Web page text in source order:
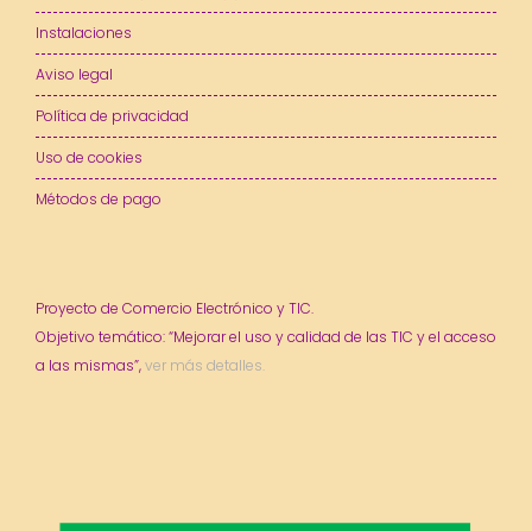
Instalaciones
Aviso legal
Política de privacidad
Uso de cookies
Métodos de pago
Proyecto de Comercio Electrónico y TIC.
Objetivo temático: “Mejorar el uso y calidad de las TIC y el acceso
a las mismas”,ver más detalles.